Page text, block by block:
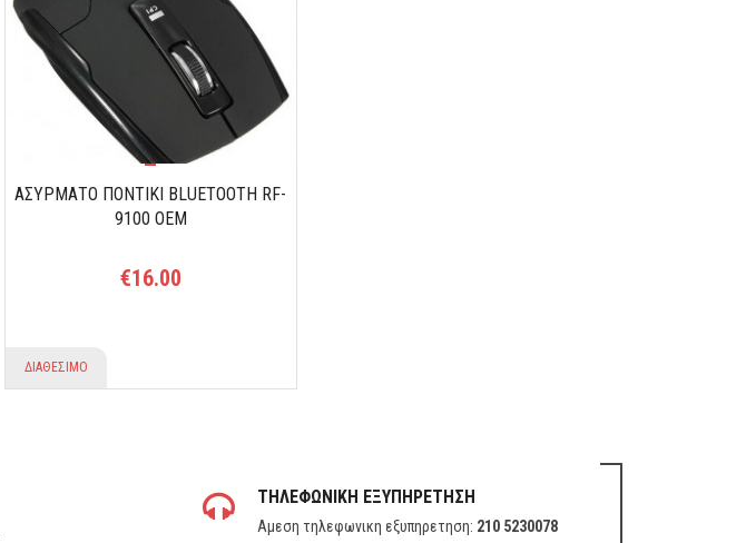
ΑΣΥΡΜΑΤΟ ΠΟΝΤΙΚΙ BLUETOOTH RF-
9100 OEM
€16.00
ΔΙΑΘΕΣΙΜΟ
ΤΗΛΕΦΩΝΙΚΗ ΕΞΥΠΗΡΕΤΗΣΗ
Αμεση τηλεφωνικη εξυπηρετηση: 210 5230078